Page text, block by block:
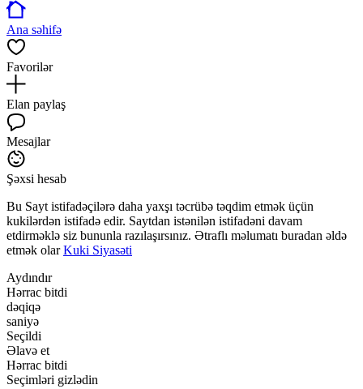
Ana səhifə
Favorilər
Elan paylaş
Mesajlar
Şəxsi hesab
Bu Sayt istifadəçilərə daha yaxşı təcrübə təqdim etmək üçün
kukilərdən istifadə edir. Saytdan istənilən istifadəni davam
etdirməklə siz bununla razılaşırsınız. Ətraflı məlumatı buradan əldə
etmək olarKuki Siyasəti
Aydındır
Hərrac bitdi
dəqiqə
saniyə
Seçildi
Əlavə et
Hərrac bitdi
Seçimləri gizlədin